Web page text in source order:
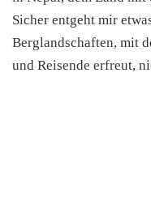
Sicher entgeht mir
Berglandschaften, mit
und Reisende erfreut,